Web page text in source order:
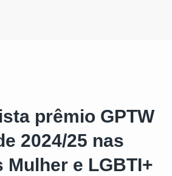
prêmio GPTW
2024/25 nas
Mulher e LGBTI+